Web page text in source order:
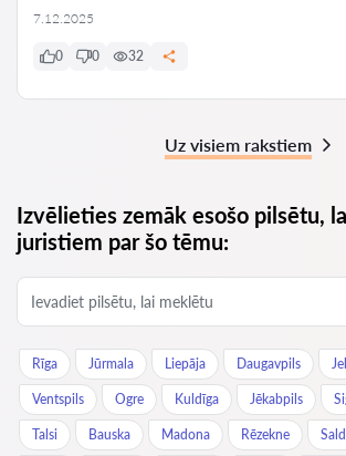
7.12.2025
0 0 32
Uz visiem rakstiem
Izvēlieties zemāk esošo pilsētu,
juristiem par šo tēmu:
Rīga Jūrmala Liepāja Daugavpils
Ventspils Ogre Kuldīga Jēkabpils
Talsi Bauska Madona Rēzekne